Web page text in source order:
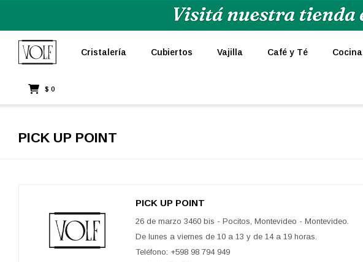
Cristalería Cubiertos Vajilla Café y Té Cocina
$ 0
PICK UP POINT
PICK UP POINT
26 de marzo 3460 bis - Pocitos, Montevideo - Montevideo.
De lunes a viernes de 10 a 13 y de 14 a 19 horas.
Teléfono: +598 98 794 949